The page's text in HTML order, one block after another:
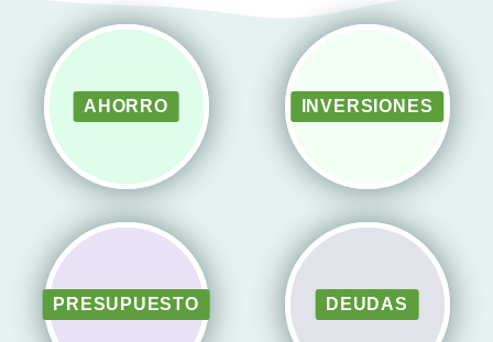
AHORRO INVERSIONES
PRESUPUESTO DEUDAS